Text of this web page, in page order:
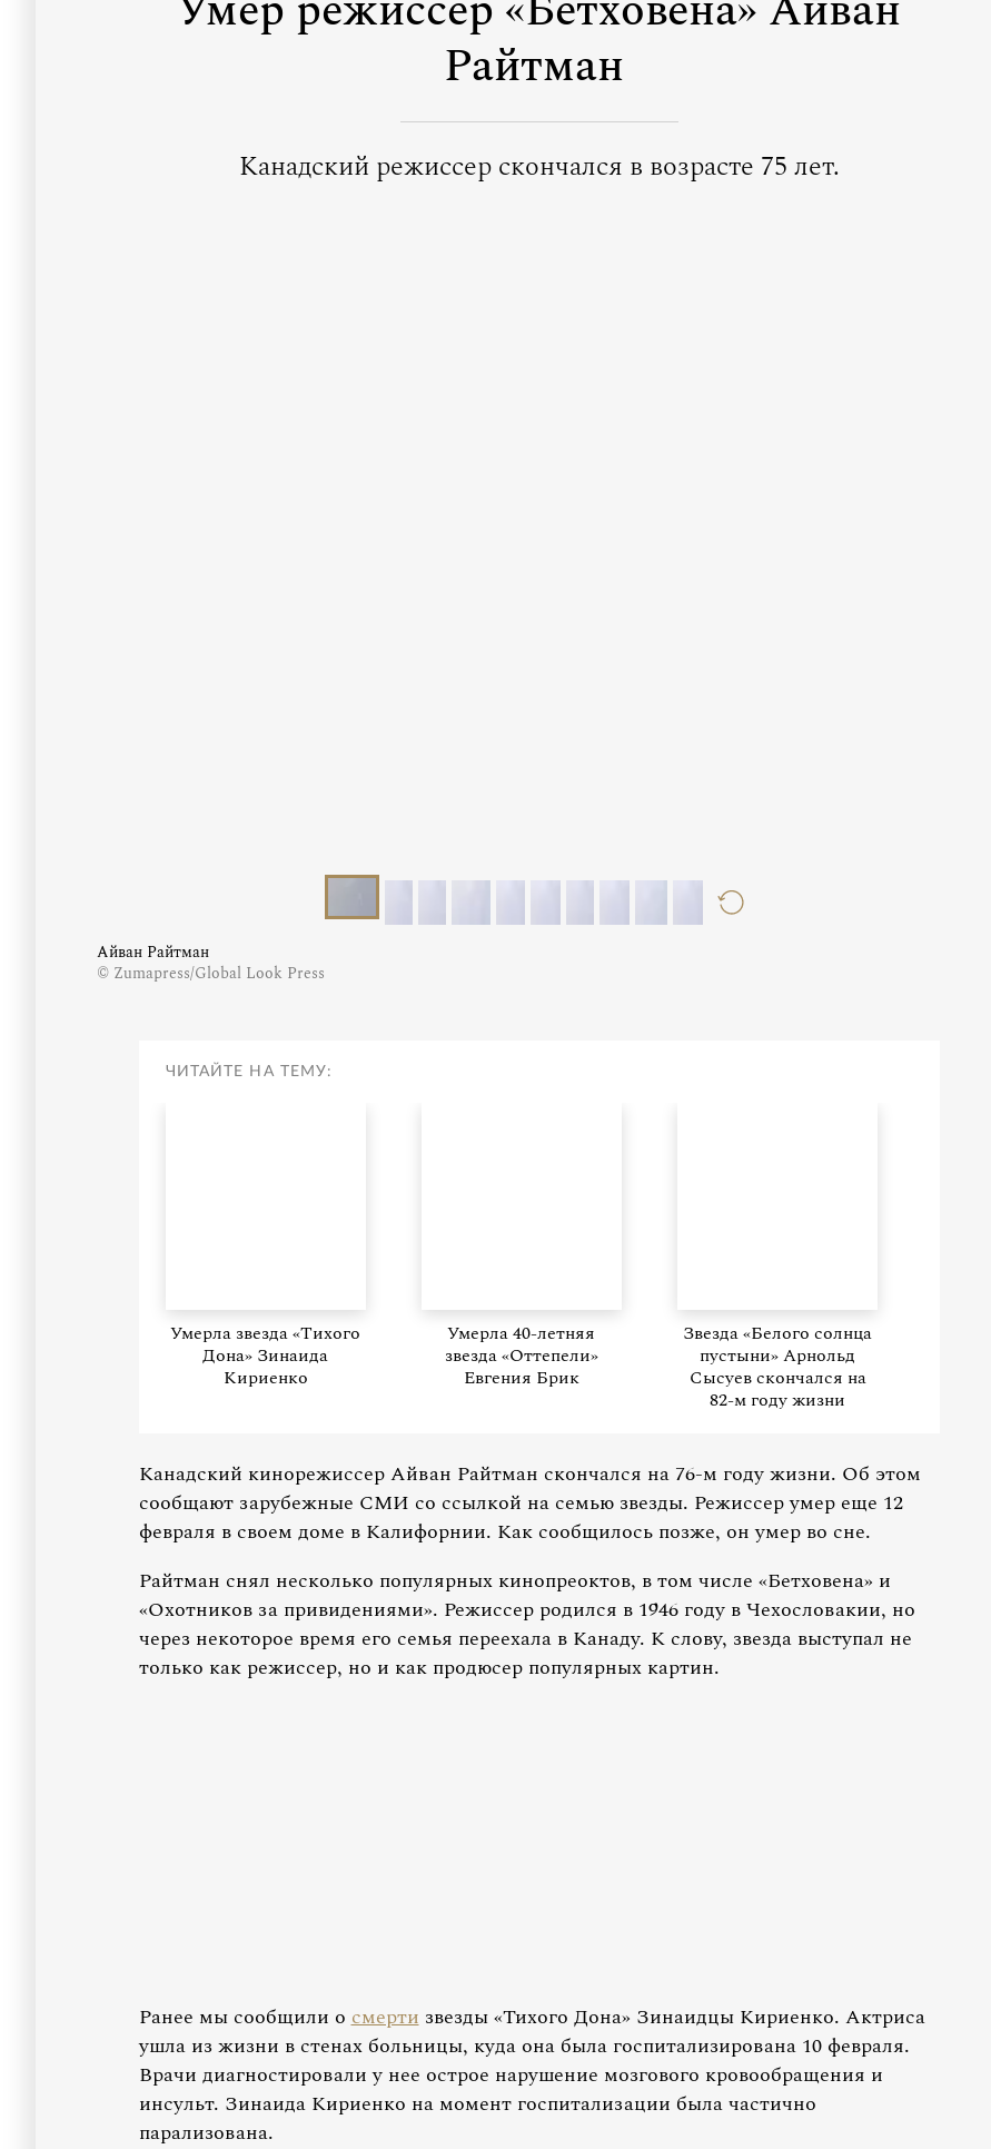
Райтман
Канадский режиссер скончался в возрасте 75 лет.
Айван Райтман
© Zumapress/Global Look Press
ЧИТАЙТЕ НА ТЕМУ:
Умерла звезда «Тихого
Дона» Зинаида
Кириенко
Умерла 40-летняя
звезда «Оттепели»
Евгения Брик
Звезда «Белого солнца
пустыни» Арнольд
Сысуев скончался на
82-м году жизни
Канадский кинорежиссер Айван Райтман скончался на 76-м году жизни. Об этом
сообщают зарубежные СМИ со ссылкой на семью звезды. Режиссер умер еще 12
февраля в своем доме в Калифорнии. Как сообщилось позже, он умер во сне.
Райтман снял несколько популярных кинопреоктов, в том числе «Бетховена» и
«Охотников за привидениями». Режиссер родился в 1946 году в Чехословакии, но
через некоторое время его семья переехала в Канаду. К слову, звезда выступал не
только как режиссер, но и как продюсер популярных картин.
Ранее мы сообщили осмертизвезды «Тихого Дона» Зинаидцы Кириенко. Актриса
ушла из жизни в стенах больницы, куда она была госпитализирована 10 февраля.
Врачи диагностировали у нее острое нарушение мозгового кровообращения и
инсульт. Зинаида Кириенко на момент госпитализации была частично
парализована.